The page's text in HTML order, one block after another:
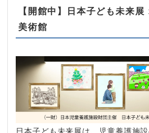
【開館中】日本子ども未来展
美術館